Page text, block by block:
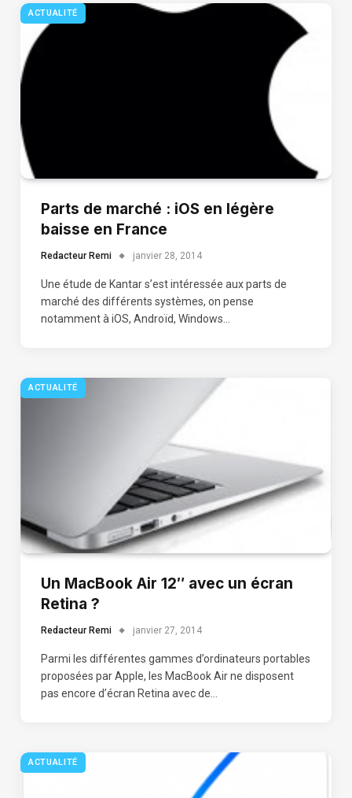
ACTUALITÉ
Parts de marché : iOS en légère
baisse en France
Redacteur Remi janvier 28, 2014
Une étude de Kantar s’est intéressée aux parts de
marché des différents systèmes, on pense
notamment à iOS, Androïd, Windows…
ACTUALITÉ
Un MacBook Air 12″ avec un écran
Retina ?
Redacteur Remi janvier 27, 2014
Parmi les différentes gammes d’ordinateurs portables
proposées par Apple, les MacBook Air ne disposent
pas encore d’écran Retina avec de…
ACTUALITÉ